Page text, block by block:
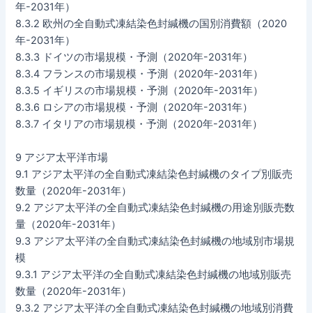
年-2031年）
8.3.2 欧州の全自動式凍結染色封緘機の国別消費額（2020
年-2031年）
8.3.3 ドイツの市場規模・予測（2020年-2031年）
8.3.4 フランスの市場規模・予測（2020年-2031年）
8.3.5 イギリスの市場規模・予測（2020年-2031年）
8.3.6 ロシアの市場規模・予測（2020年-2031年）
8.3.7 イタリアの市場規模・予測（2020年-2031年）
9 アジア太平洋市場
9.1 アジア太平洋の全自動式凍結染色封緘機のタイプ別販売
数量（2020年-2031年）
9.2 アジア太平洋の全自動式凍結染色封緘機の用途別販売数
量（2020年-2031年）
9.3 アジア太平洋の全自動式凍結染色封緘機の地域別市場規
模
9.3.1 アジア太平洋の全自動式凍結染色封緘機の地域別販売
数量（2020年-2031年）
9.3.2 アジア太平洋の全自動式凍結染色封緘機の地域別消費